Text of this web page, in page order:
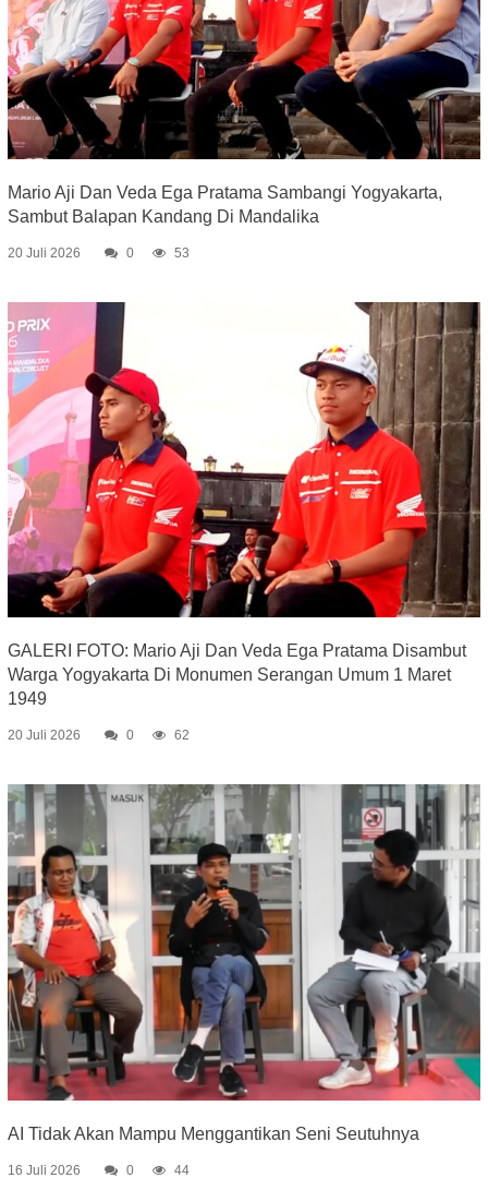
Mario Aji Dan Veda Ega Pratama Sambangi Yogyakarta,
Sambut Balapan Kandang Di Mandalika
20 Juli 2026 0 53
GALERI FOTO: Mario Aji Dan Veda Ega Pratama Disambut
Warga Yogyakarta Di Monumen Serangan Umum 1 Maret
1949
20 Juli 2026 0 62
AI Tidak Akan Mampu Menggantikan Seni Seutuhnya
16 Juli 2026 0 44